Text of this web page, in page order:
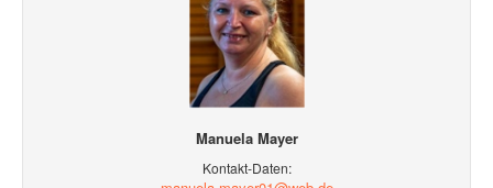
Manuela Mayer
Kontakt-Daten: